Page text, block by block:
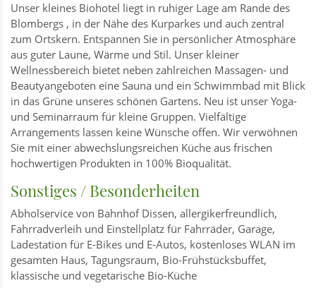
Unser kleines Biohotel liegt in ruhiger Lage am Rande des
Blombergs , in der Nähe des Kurparkes und auch zentral
zum Ortskern. Entspannen Sie in persönlicher Atmosphäre
aus guter Laune, Wärme und Stil. Unser kleiner
Wellnessbereich bietet neben zahlreichen Massagen- und
Beautyangeboten eine Sauna und ein Schwimmbad mit Blick
in das Grüne unseres schönen Gartens. Neu ist unser Yoga-
und Seminarraum für kleine Gruppen. Vielfältige
Arrangements lassen keine Wünsche offen. Wir verwöhnen
Sie mit einer abwechslungsreichen Küche aus frischen
hochwertigen Produkten in 100% Bioqualität.
Sonstiges / Besonderheiten
Abholservice von Bahnhof Dissen, allergikerfreundlich,
Fahrradverleih und Einstellplatz für Fahrräder, Garage,
Ladestation für E-Bikes und E-Autos, kostenloses WLAN im
gesamten Haus, Tagungsraum, Bio-Frühstücksbuffet,
klassische und vegetarische Bio-Küche